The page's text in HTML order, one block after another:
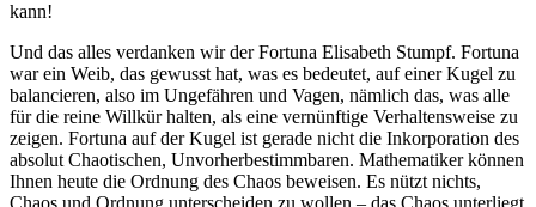
kann!
Und das alles verdanken wir der Fortuna Elisabeth Stumpf. Fortuna
war ein Weib, das gewusst hat, was es bedeutet, auf einer Kugel zu
balancieren, also im Ungefähren und Vagen, nämlich das, was alle
für die reine Willkür halten, als eine vernünftige Verhaltensweise zu
zeigen. Fortuna auf der Kugel ist gerade nicht die Inkorporation des
absolut Chaotischen, Unvorherbestimmbaren. Mathematiker können
Ihnen heute die Ordnung des Chaos beweisen. Es nützt nichts,
Chaos und Ordnung unterscheiden zu wollen – das Chaos unterliegt